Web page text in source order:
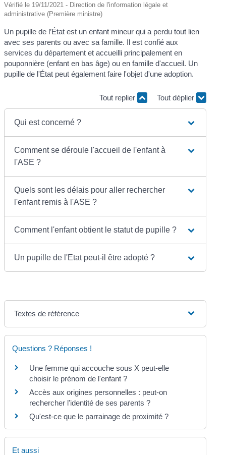
Vérifié le 19/11/2021 - Direction de l'information légale et
administrative (Première ministre)
Un pupille de l’État est un enfant mineur qui a perdu tout lien
avec ses parents ou avec sa famille. Il est confié aux
services du département et accueilli principalement en
pouponnière (enfant en bas âge) ou en famille d'accueil. Un
pupille de l'État peut également faire l'objet d'une adoption.
Tout replier Tout déplier
Qui est concerné ?
Comment se déroule l'accueil de l'enfant à
l'ASE ?
Quels sont les délais pour aller rechercher
l'enfant remis à l'ASE ?
Comment l'enfant obtient le statut de pupille ?
Un pupille de l'Etat peut-il être adopté ?
Textes de référence
Questions ? Réponses !
Une femme qui accouche sous X peut-elle
choisir le prénom de l'enfant ?
Accès aux origines personnelles : peut-on
rechercher l'identité de ses parents ?
Qu'est-ce que le parrainage de proximité ?
Et aussi